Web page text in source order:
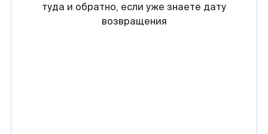
туда и обратно, если уже знаете дату
возвращения